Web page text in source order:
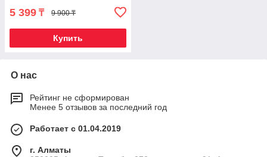
5 399 ₸ 9 900 ₸
Купить
О нас
Рейтинг не сформирован
Менее 5 отзывов за последний год
Работает с 01.04.2019
г. Алматы